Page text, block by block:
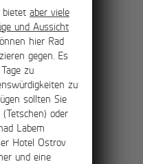
bietet aber viele
und Aussicht
hier Rad
gegen. Es
zu
zu
sollten Sie
oder
Labem
Hotel Ostrov
und eine